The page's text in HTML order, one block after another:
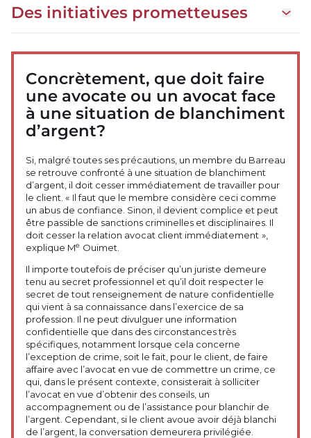
Des initiatives prometteuses
Concrètement, que doit faire
une avocate ou un avocat face
à une situation de blanchiment
d’argent?
Si, malgré toutes ses précautions, un membre du Barreau
se retrouve confronté à une situation de blanchiment
d’argent, il doit cesser immédiatement de travailler pour
le client. « Il faut que le membre considère ceci comme
un abus de confiance. Sinon, il devient complice et peut
être passible de sanctions criminelles et disciplinaires. Il
doit cesser la relation avocat client immédiatement »,
explique Me Ouimet.
Il importe toutefois de préciser qu’un juriste demeure
tenu au secret professionnel et qu’il doit respecter le
secret de tout renseignement de nature confidentielle
qui vient à sa connaissance dans l’exercice de sa
profession. Il ne peut divulguer une information
confidentielle que dans des circonstances très
spécifiques, notamment lorsque cela concerne
l’exception de crime, soit le fait, pour le client, de faire
affaire avec l’avocat en vue de commettre un crime, ce
qui, dans le présent contexte, consisterait à solliciter
l’avocat en vue d’obtenir des conseils, un
accompagnement ou de l’assistance pour blanchir de
l’argent. Cependant, si le client avoue avoir déjà blanchi
de l’argent, la conversation demeurera privilégiée.